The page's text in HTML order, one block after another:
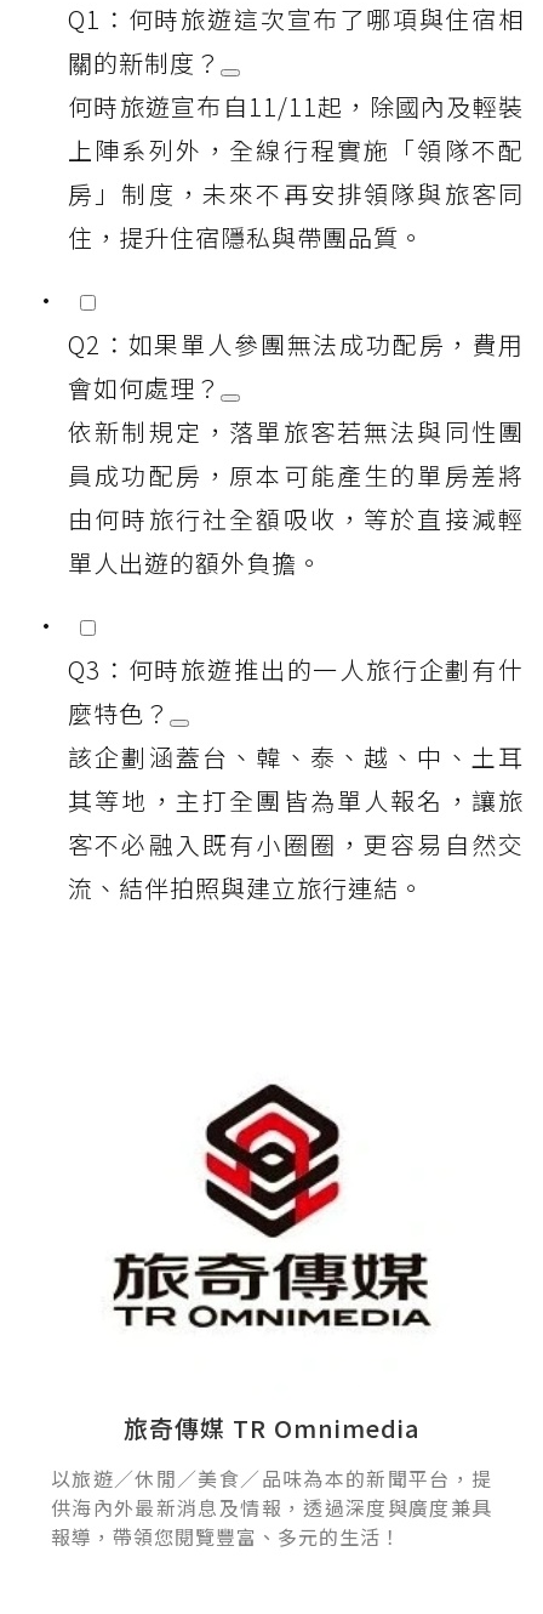
Q1：何時旅遊這次宣布了哪項與住宿相
關的新制度？
何時旅遊宣布自11/11起，除國內及輕裝
上陣系列外，全線行程實施「領隊不配
房」制度，未來不再安排領隊與旅客同
住，提升住宿隱私與帶團品質。
Q2：如果單人參團無法成功配房，費用
會如何處理？
依新制規定，落單旅客若無法與同性團
員成功配房，原本可能產生的單房差將
由何時旅行社全額吸收，等於直接減輕
單人出遊的額外負擔。
Q3：何時旅遊推出的一人旅行企劃有什
麼特色？
該企劃涵蓋台、韓、泰、越、中、土耳
其等地，主打全團皆為單人報名，讓旅
客不必融入既有小圈圈，更容易自然交
流、結伴拍照與建立旅行連結。
旅奇傳媒 TR Omnimedia
以旅遊／休閒／美食／品味為本的新聞平台，提
供海內外最新消息及情報，透過深度與廣度兼具
報導，帶領您閱覽豐富、多元的生活！